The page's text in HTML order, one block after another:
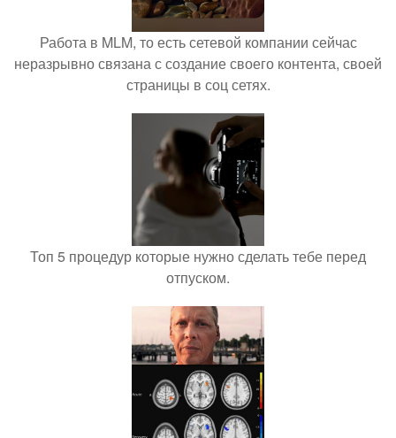
Работа в MLM, то есть сетевой компании сейчас
неразрывно связана с создание своего контента, своей
страницы в соц сетях.
Топ 5 процедур которые нужно сделать тебе перед
отпуском.